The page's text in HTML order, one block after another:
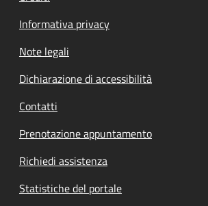
Informativa privacy
Note legali
Dichiarazione di accessibilità
Contatti
Prenotazione appuntamento
Richiedi assistenza
Statistiche del portale